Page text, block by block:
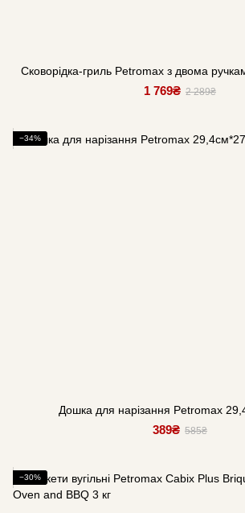
Сковорідка-гриль Petromax з двома
1 769₴ 2 289₴
−34%
Дошка для нарізання Petromax
389₴ 585₴
−30%